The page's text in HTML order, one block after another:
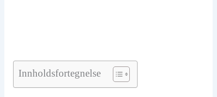
Innholdsfortegnelse